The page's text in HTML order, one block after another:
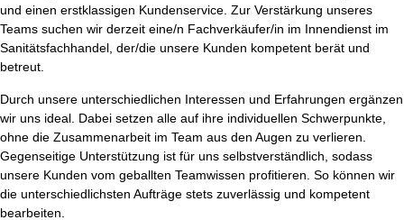
und einen erstklassigen Kun­denservice. Zur Verstärkung unseres
Teams suchen wir derzeit eine/n Fachverkäufer/in im Innendienst im
Sanitätsfachhandel, der/die unsere Kunden kompetent berät und
betreut.
Durch unsere unterschiedlichen Interessen und Erfahrungen ergänzen
wir uns ideal. Dabei setzen alle auf ihre individuellen Schwerpunkte,
ohne die Zusammenarbeit im Team aus den Augen zu verlieren.
Gegenseitige Unterstützung ist für uns selbstverständlich, sodass
unsere Kunden vom geballten Teamwissen profitieren. So können wir
die unterschiedlichsten Aufträge stets zuverläs­sig und kompetent
bearbeiten.